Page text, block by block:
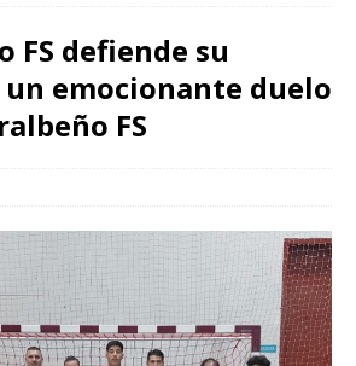
FS defiende su
emocionante duelo
FS